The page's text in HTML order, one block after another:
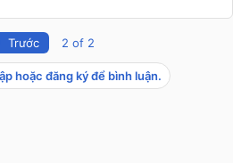
Trước 2 of 2
hoặc đăng ký để bình luận.